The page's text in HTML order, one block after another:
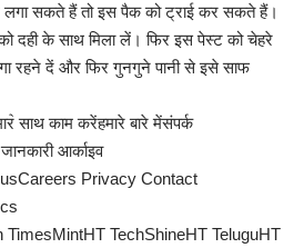
सकते हैं तो इस पैक को ट्राई कर सकते हैं।
दही के साथ मिला लें। फिर इस पेस्ट को चेहरे
रहने दें और फिर गुनगुने पानी से इसे साफ
साथ काम करेंहमारे बारे मेंसंपर्क
आर्काइव
Careers Privacy Contact
TimesMintHT TechShineHT TeluguHT